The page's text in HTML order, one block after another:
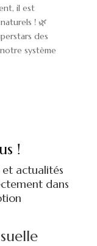
il est
! 🌿
des
système
!
et actualités
dans